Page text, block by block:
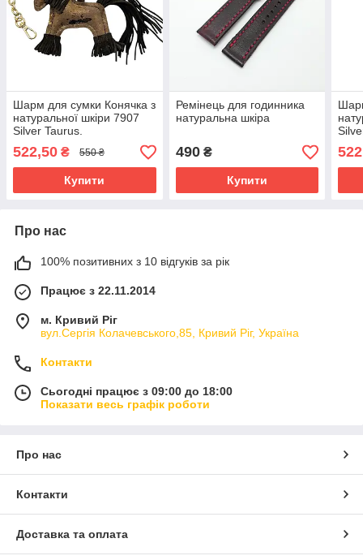
Шарм для сумки Конячка з
натуральної шкіри 7907
Silver Taurus.
522,50 ₴ 550 ₴
Купити
Ремінець для годинника
натуральна шкіра
490₴
Купити
Про нас
100% позитивних з 10 відгуків за рік
Працює з 22.11.2014
м. Кривий Ріг
вул.Сергія Колачевського,85, Кривий Ріг, Україна
Контакти
Сьогодні працює з 09:00 до 18:00
Показати весь графік роботи
Про нас
Контакти
Доставка та оплата